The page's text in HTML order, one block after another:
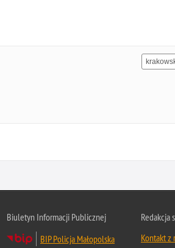
Biuletyn Informacji Publicznej
BIP Policja Małopolska
Redakcja
Kontakt z